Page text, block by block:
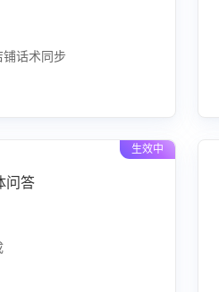
铺话术同步
生效中
问答